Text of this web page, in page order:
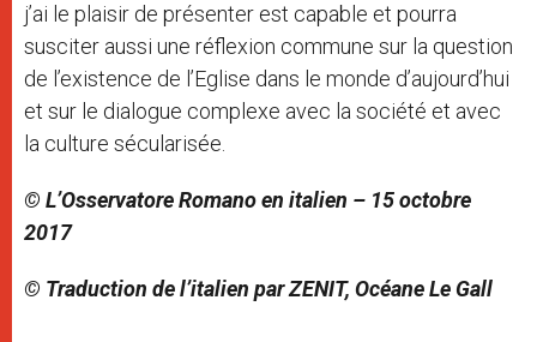
j’ai le plaisir de présenter est capable et pourra
susciter aussi une réflexion commune sur la question
de l’existence de l’Eglise dans le monde d’aujourd’hui
et sur le dialogue complexe avec la société et avec
la culture sécularisée.
© L’Osservatore Romano en italien – 15 octobre
2017
© Traduction de l’italien par ZENIT, Océane Le Gall